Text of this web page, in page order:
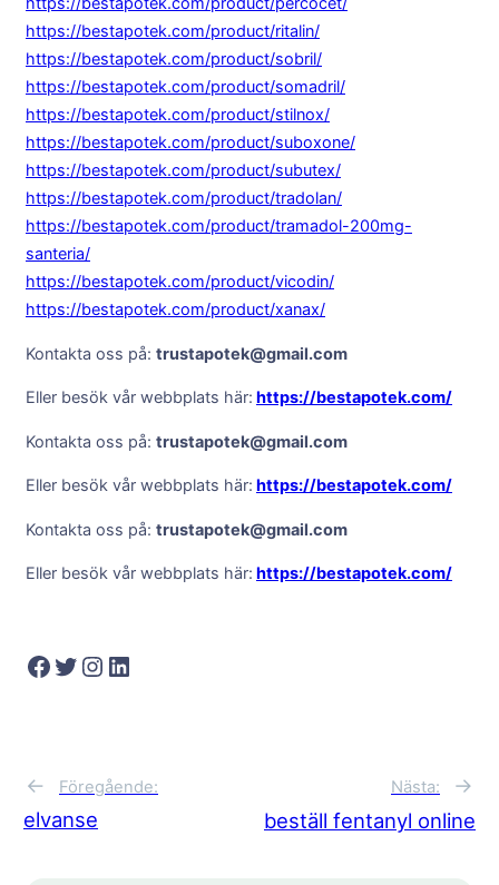
https://bestapotek.com/product/ritalin/
https://bestapotek.com/product/sobril/
https://bestapotek.com/product/somadril/
https://bestapotek.com/product/stilnox/
https://bestapotek.com/product/suboxone/
https://bestapotek.com/product/subutex/
https://bestapotek.com/product/tradolan/
https://bestapotek.com/product/tramadol-200mg-
santeria/
https://bestapotek.com/product/vicodin/
https://bestapotek.com/product/xanax/
Kontakta oss på: trustapotek@gmail.com
Eller besök vår webbplats här: https://bestapotek.com/
Kontakta oss på: trustapotek@gmail.com
Eller besök vår webbplats här: https://bestapotek.com/
Kontakta oss på: trustapotek@gmail.com
Eller besök vår webbplats här: https://bestapotek.com/
Facebook Twitter Instagram LinkedIn
← Föregående:
elvanse
Nästa:
beställ fentanyl online
→